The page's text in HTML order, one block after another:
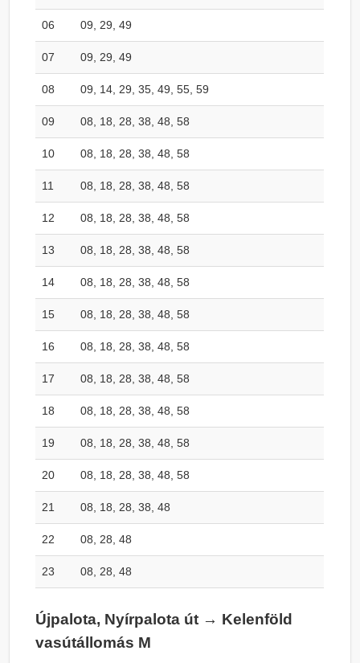
06 09, 29, 49
07 09, 29, 49
08 09, 14, 29, 35, 49, 55, 59
09 08, 18, 28, 38, 48, 58
10 08, 18, 28, 38, 48, 58
11 08, 18, 28, 38, 48, 58
12 08, 18, 28, 38, 48, 58
13 08, 18, 28, 38, 48, 58
14 08, 18, 28, 38, 48, 58
15 08, 18, 28, 38, 48, 58
16 08, 18, 28, 38, 48, 58
17 08, 18, 28, 38, 48, 58
18 08, 18, 28, 38, 48, 58
19 08, 18, 28, 38, 48, 58
20 08, 18, 28, 38, 48, 58
21 08, 18, 28, 38, 48
22 08, 28, 48
23 08, 28, 48
Újpalota, Nyírpalota út → Kelenföld
vasútállomás M